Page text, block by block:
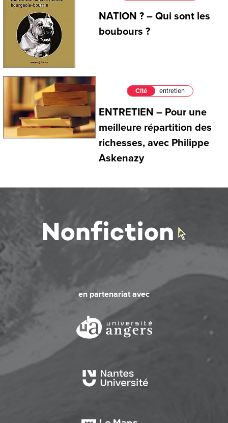
NATION ? – Qui sont les
boubours ?
Cité entretien
ENTRETIEN – Pour une
meilleure répartition des
richesses, avec Philippe
Askenazy
en partenariat avec